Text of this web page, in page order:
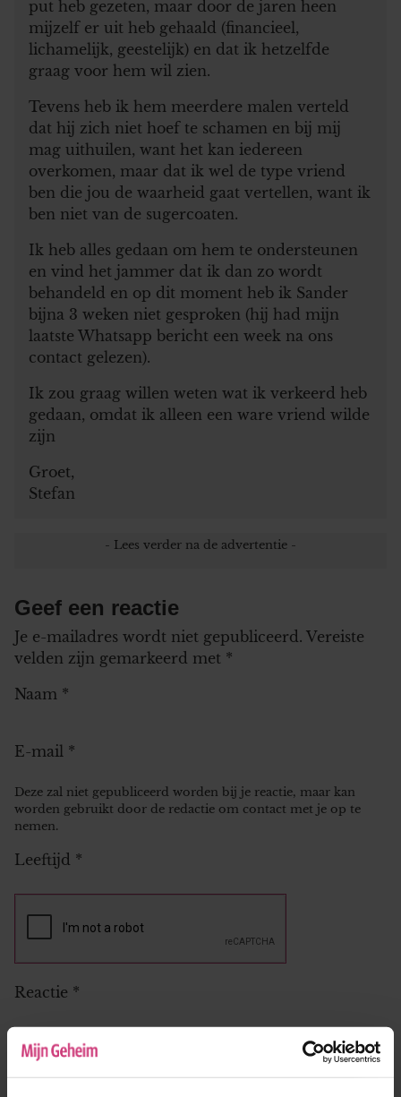
put heb gezeten, maar door de jaren heen
mijzelf er uit heb gehaald (financieel,
lichamelijk, geestelijk) en dat ik hetzelfde
graag voor hem wil zien.
Tevens heb ik hem meerdere malen verteld
dat hij zich niet hoef te schamen en bij mij
mag uithuilen, want het kan iedereen
overkomen, maar dat ik wel de type vriend
ben die jou de waarheid gaat vertellen, want ik
ben niet van de sugercoaten.
Ik heb alles gedaan om hem te ondersteunen
en vind het jammer dat ik dan zo wordt
behandeld en op dit moment heb ik Sander
bijna 3 weken niet gesproken (hij had mijn
laatste Whatsapp bericht een week na ons
contact gelezen).
Ik zou graag willen weten wat ik verkeerd heb
gedaan, omdat ik alleen een ware vriend wilde
zijn
Groet,
Stefan
Geef een reactie
Je e-mailadres wordt niet gepubliceerd. Vereiste
velden zijn gemarkeerd met *
Naam *
E-mail *
Deze zal niet gepubliceerd worden bij je reactie, maar kan
worden gebruikt door de redactie om contact met je op te
nemen.
Leeftijd *
Reactie *